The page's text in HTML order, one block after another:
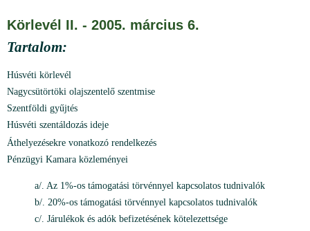
Körlevél II. - 2005. március 6.
Tartalom:
Húsvéti körlevél
Nagycsütörtöki olajszentelő szentmise
Szentföldi gyűjtés
Húsvéti szentáldozás ideje
Áthelyezésekre vonatkozó rendelkezés
Pénzügyi Kamara közleményei
a/. Az 1%-os támogatási törvénnyel kapcsolatos tudnivalók
b/. 20%-os támogatási törvénnyel kapcsolatos tudnivalók
c/. Járulékok és adók befizetésének kötelezettsége